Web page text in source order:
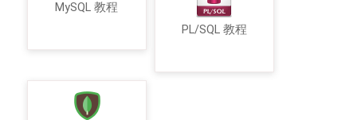
MySQL 教程
PL/SQL 教程